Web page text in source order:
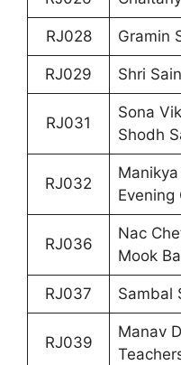
RJ028 Gramin
RJ029 Shri
RJ031
Sona
Shodh
RJ032
Evening
RJ036
Nac
Mook
RJ037 Sambal
RJ039
Manav